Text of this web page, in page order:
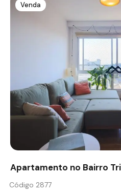
Venda
Apartamento no Bairro
Código 2877